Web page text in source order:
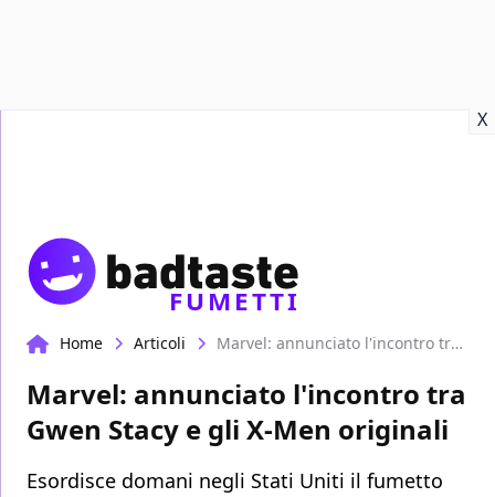
X
FUMETTI
Home Articoli Marvel: annunciato l'incontro tra Gwen Stacy e gli X-Men originali
Marvel: annunciato l'incontro tra
Gwen Stacy e gli X-Men originali
Esordisce domani negli Stati Uniti il fumetto